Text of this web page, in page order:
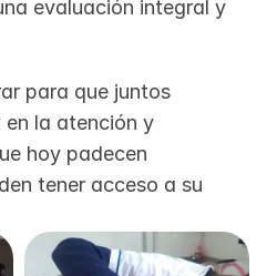
evaluación integral y
para que juntos
la atención y
hoy padecen
tener acceso a su